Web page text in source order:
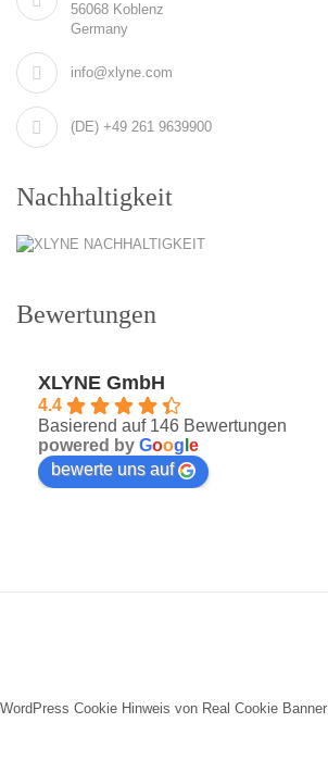
56068 Koblenz
Germany
info@xlyne.com
(DE) +49 261 9639900
Nachhaltigkeit
Bewertungen
XLYNE GmbH
4.4
Basierend auf 146 Bewertungen
powered by Goog e
bewerte uns auf
WordPress Cookie Hinweis von Real Cookie Banner